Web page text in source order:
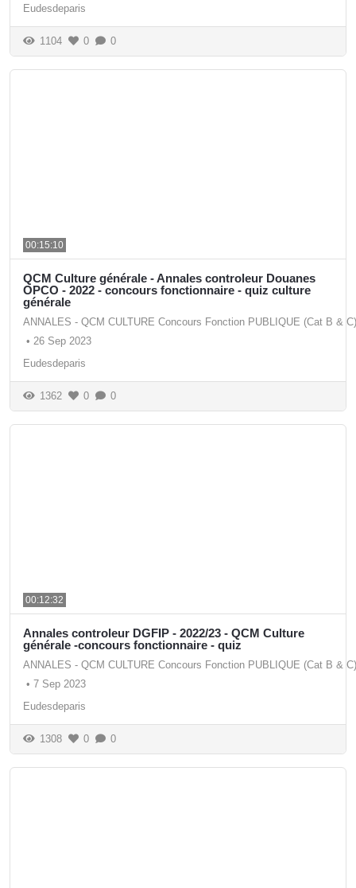
Eudesdeparis
1104 0 0
00:15:10
QCM Culture générale - Annales controleur Douanes
OPCO - 2022 - concours fonctionnaire - quiz culture
générale
ANNALES - QCM CULTURE Concours Fonction PUBLIQUE (Cat B & C)
• 26 Sep 2023
Eudesdeparis
1362 0 0
00:12:32
Annales controleur DGFIP - 2022/23 - QCM Culture
générale -concours fonctionnaire - quiz
ANNALES - QCM CULTURE Concours Fonction PUBLIQUE (Cat B & C)
• 7 Sep 2023
Eudesdeparis
1308 0 0